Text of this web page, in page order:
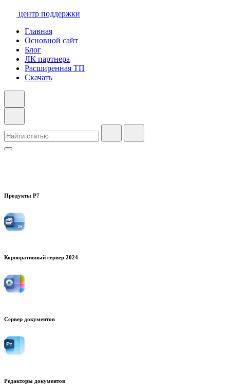
центр поддержки
Главная
Основной сайт
Блог
ЛК партнера
Расширенная ТП
Скачать
Продукты Р7
Корпоративный сервер 2024
Сервер документов
Редакторы документов